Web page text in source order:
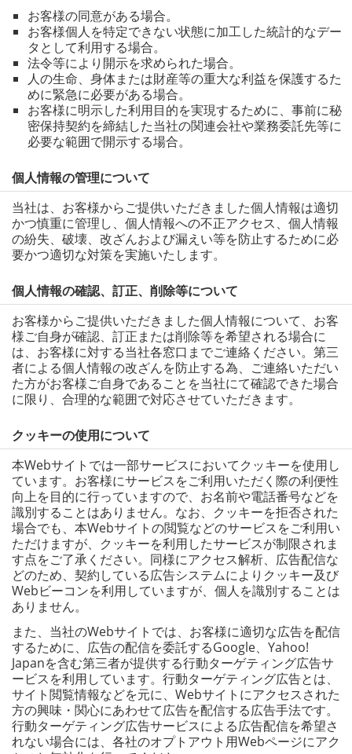
お客様の同意がある場合。
お客様個人を特定できない状態に加工した統計的なデー
タとして利用する場合。
法令等により開示を求められた場合。
人の生命、身体または財産等の重大な利益を保護するた
めに緊急に必要がある場合。
お客様に明示した利用目的を実現するために、事前に秘
密保持契約を締結した当社の関連会社や業務委託先等に
必要な範囲で開示する場合。
個人情報の管理について
当社は、お客様からご提供いただきました個人情報は適切
かつ慎重に管理し、個人情報への不正アクセス、個人情報
の紛失、破壊、改ざんおよび漏えい等を防止するために必
要かつ適切な対策を実施いたします。
個人情報の確認、訂正、削除等について
お客様からご提供いただきました個人情報について、お客
様ご自身が確認、訂正または削除等を希望される場合に
は、お客様に対する当社各窓口までご連絡ください。第三
者による個人情報の改ざんを防止する為、ご連絡いただい
た方がお客様ご自身であることを当社にて確認できた場合
に限り、合理的な範囲で対応させていただきます。
クッキーの使用について
本Webサイトでは一部サービスにおいてクッキーを使用し
ています。お客様にサービスをご利用いただく際の利便性
向上を目的に行っていますので、お名前や電話番号などを
識別することはありません。なお、クッキーを拒否された
場合でも、本Webサイトの閲覧などのサービスをご利用い
ただけますが、クッキーを利用したサービスが制限されま
す点をご了承ください。同様にアクセス解析、広告配信な
どのため、契約している広告システムによりクッキー及び
Webビーコンを利用していますが、個人を識別することは
ありません。
また、当社のWebサイトでは、お客様に適切な広告を配信
するために、広告の配信を委託するGoogle、Yahoo!
Japanを含む第三者が提供する行動ターゲティング広告サ
ービスを利用しています。行動ターゲティング広告とは、
サイト閲覧情報などを元に、Webサイトにアクセスされた
方の興味・関心にあわせて広告を配信する広告手法です。
行動ターゲティング広告サービスによる広告配信を希望さ
れない場合には、各社のオプトアウト用Webページにアク